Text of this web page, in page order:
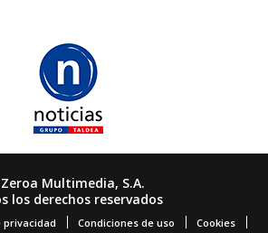
Multimedia, S.A.
los derechos reservados
privacidad Condiciones de uso Cookies